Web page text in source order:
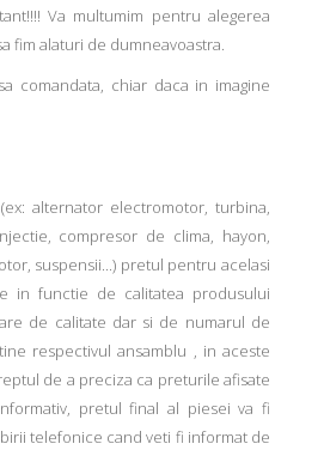
Va multumim pentru alegerea
fim alaturi de dumneavoastra.
comandata, chiar daca in imagine
alternator electromotor, turbina,
compresor de clima, hayon,
suspensii...) pretul pentru acelasi
in functie de calitatea produsului
de calitate dar si de numarul de
respectivul ansamblu , in aceste
de a preciza ca preturile afisate
pretul final al piesei va fi
telefonice cand veti fi informat de